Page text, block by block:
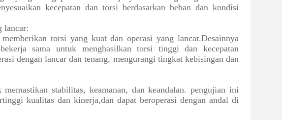
kecepatan dan torsi berdasarkan beban dan kondisi
lancar:
torsi yang kuat dan operasi yang lancar.Desainnya
sama untuk menghasilkan torsi tinggi dan kecepatan
dengan lancar dan tenang, mengurangi tingkat kebisingan dan
stabilitas, keamanan, dan keandalan. pengujian ini
kualitas dan kinerja,dan dapat beroperasi dengan andal di